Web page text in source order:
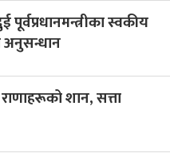
स्वकीय
अनुसन्धान
शान, सत्ता